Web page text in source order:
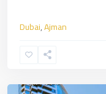
Dubai,Ajman